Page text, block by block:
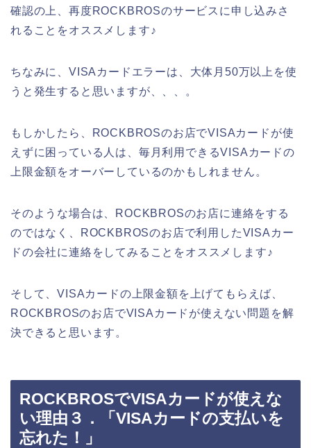
確認の上、再度ROCKBROSのサービスに申し込みさ
れることをオススメします♪
ちなみに、VISAカードエラーは、大体月50万以上を使
うと発生すると思いますが、、、。
もしかしたら、ROCKBROSのお店でVISAカードが使
えずに困っている人は、毎月利用できるVISAカードの
上限金額をオーバーしているのかもしれません。
そのような場合は、ROCKBROSのお店に連絡をする
のではなく、ROCKBROSのお店で利用したVISAカー
ドの会社に連絡をしてみることをオススメします♪
そして、VISAカードの上限金額を上げてもらえば、
ROCKBROSのお店でVISAカードが使えない問題を解
決できると思います。
ROCKBROSでVISAカードが使えな
い理由３．「VISAカードの支払いを
忘れた！」